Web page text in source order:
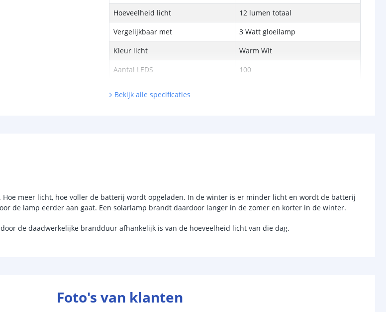
Hoeveelheid licht
12 lumen totaal
Vergelijkbaar met
3 Watt gloeilamp
Kleur licht
Warm Wit
Aantal LEDS
100
Sensor en schakelaar
Schakelaar aan/uit
Ja
Aantal lichtstanden
8
Bekijk alle specificaties
meer licht, hoe voller de batterij wordt opgeladen. In de winter is er minder licht en wordt de batterij
de lamp eerder aan gaat. Een solarlamp brandt daardoor langer in de zomer en korter in de winter.
de daadwerkelijke brandduur afhankelijk is van de hoeveelheid licht van die dag.
Foto's van klanten